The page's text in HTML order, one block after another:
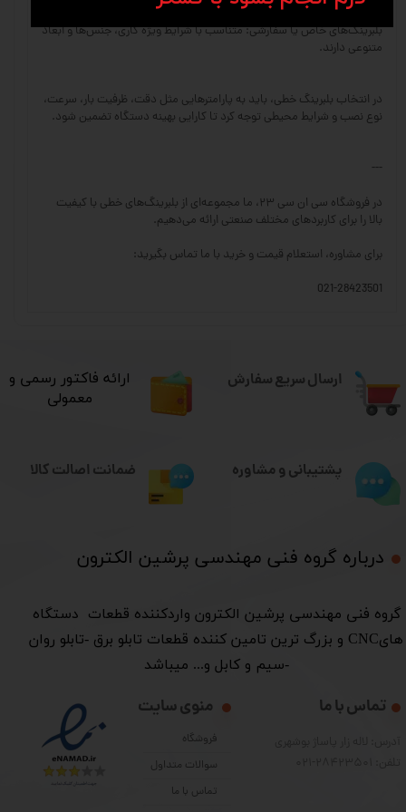
بلبرینگ‌های خاص یا سفارشی: متناسب با شرایط ویژه کاری، جنس‌ها و ابعاد
متنوعی دارند.
در انتخاب بلبرینگ خطی، باید به پارامترهایی مثل دقت، ظرفیت بار، سرعت،
نوع نصب و شرایط محیطی توجه کرد تا کارایی بهینه دستگاه تضمین شود.
---
در فروشگاه سی ان سی ۲۳، ما مجموعه‌ای از بلبرینگ‌های خطی با کیفیت
بالا را برای کاربردهای مختلف صنعتی ارائه می‌دهیم.
برای مشاوره، استعلام قیمت و خرید با ما تماس بگیرید:
021-28423501
ارسال سریع سفارش
درباره گروه فنی مهندسی پرشین الکترون​​​​​​​
​گروه فنی مهندسی پرشین الکترون واردکننده قطعات دستگاه
هایCNC و بزرگ ترین تامین کننده قطعات تابلو برق -تابلو روان
-سیم و کابل و... میباشد
منوی سایت
فروشگاه
سوالات متداول
تماس با ما
تماس با ما
​ارائه فاکتور رسمی و
معمولی
پشتیبانی و مشاوره ضمانت اصالت کالا